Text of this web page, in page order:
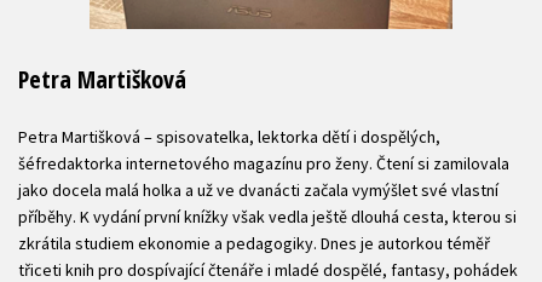
Petra Martišková
Petra Martišková – spisovatelka, lektorka dětí i dospělých,
šéfredaktorka internetového magazínu pro ženy. Čtení si zamilovala
jako docela malá holka a už ve dvanácti začala vymýšlet své vlastní
příběhy. K vydání první knížky však vedla ještě dlouhá cesta, kterou si
zkrátila studiem ekonomie a pedagogiky. Dnes je autorkou téměř
třiceti knih pro dospívající čtenáře i mladé dospělé, fantasy, pohádek